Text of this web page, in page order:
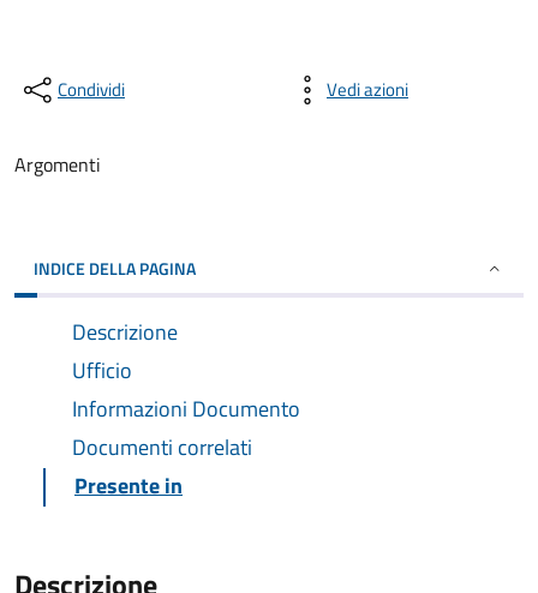
Condividi Vedi azioni
Argomenti
INDICE DELLA PAGINA
Descrizione
Ufficio
Informazioni Documento
Documenti correlati
Presente in